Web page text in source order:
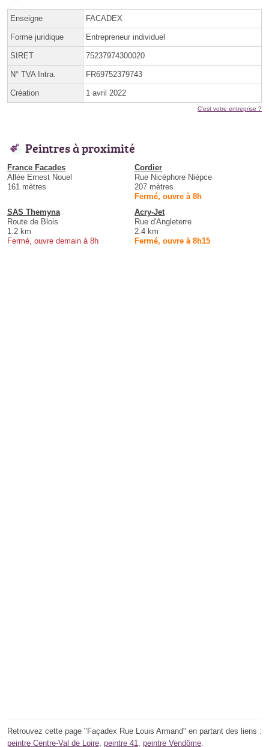
Enseigne FACADEX
Forme juridique Entrepreneur individuel
SIRET 75237974300020
N° TVA Intra. FR69752379743
Création 1 avril 2022
C'est votre entreprise ?
Peintres à proximité
France Facades
Allée Ernest Nouel
161 mètres
Cordier
Rue Nicéphore Niépce
207 mètres
Fermé, ouvre à 8h
SAS Themyna
Route de Blois
1.2 km
Fermé, ouvre demain à 8h
Acry-Jet
Rue d'Angleterre
2.4 km
Fermé, ouvre à 8h15
Retrouvez cette page "Façadex Rue Louis Armand" en partant des liens :
peintre Centre-Val de Loire peintre 41 peintre Vendôme